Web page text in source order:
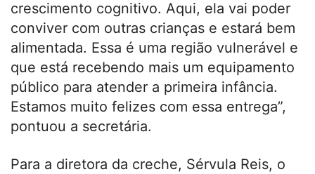
crescimento cognitivo. Aqui, ela vai poder
conviver com outras crianças e estará bem
alimentada. Essa é uma região vulnerável e
que está recebendo mais um equipamento
público para atender a primeira infância.
Estamos muito felizes com essa entrega”,
pontuou a secretária.
Para a diretora da creche, Sérvula Reis, o